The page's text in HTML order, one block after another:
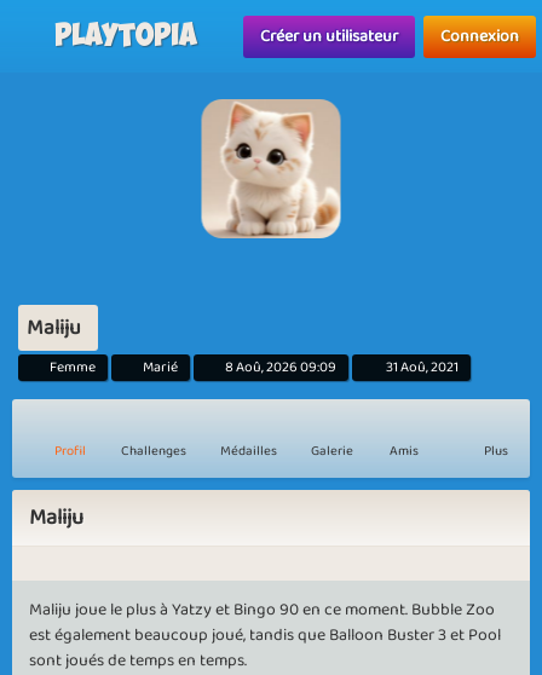
Playtopia Créer un utilisateur Connexion
Maliju
Femme Marié 8 Aoû, 2026 09:09 31 Aoû, 2021
Profil Challenges Médailles Galerie Amis Plus
Maliju
Maliju joue le plus à Yatzy et Bingo 90 en ce moment. Bubble Zoo
est également beaucoup joué, tandis que Balloon Buster 3 et Pool
sont joués de temps en temps.